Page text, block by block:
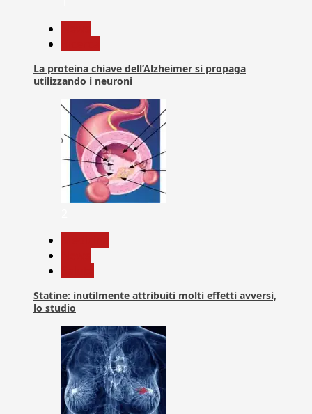
La proteina chiave dell’Alzheimer si propaga
utilizzando i neuroni
Statine: inutilmente attribuiti molti effetti avversi,
lo studio